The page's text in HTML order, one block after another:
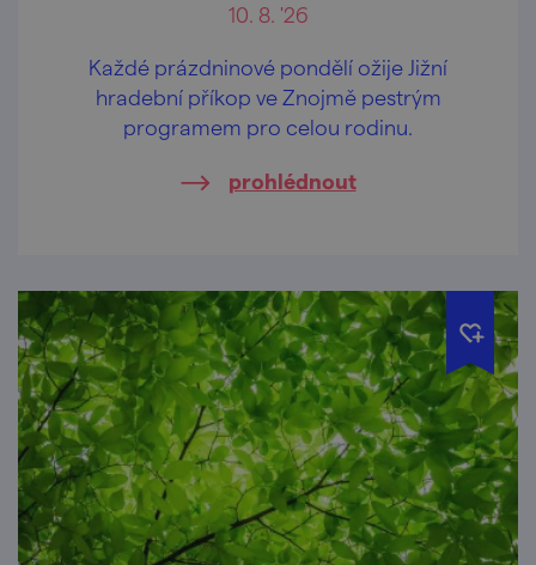
10. 8. '26
Každé prázdninové pondělí ožije Jižní
hradební příkop ve Znojmě pestrým
programem pro celou rodinu.
prohlédnout